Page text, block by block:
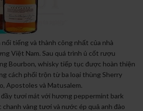
tiếng và thành công nhất của nhà
Việt Nam. Sau quá trình ủ cốt rượu
Bourbon, whisky tiếp tục được hoàn thiện
cách phối trộn từ ba loại thùng Sherry
Apostoles và Matusalem.
tươi mát với hương peppermint bark
chanh vàng tươi và nước ép quả anh đào